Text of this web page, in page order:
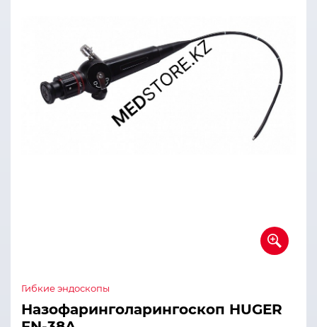
Гибкие эндоскопы
Назофаринголарингоскоп HUGER